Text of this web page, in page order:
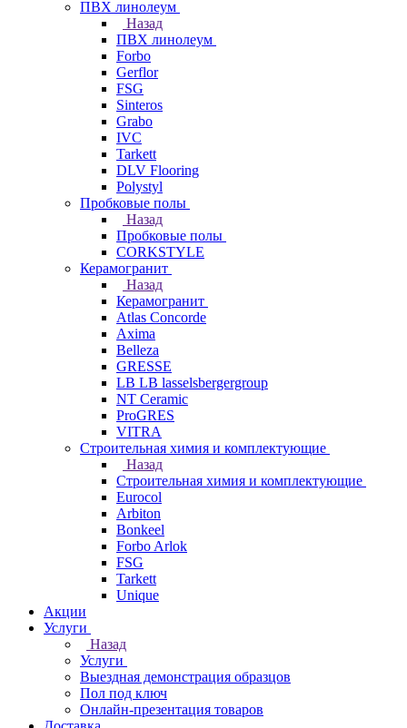
ПВХ линолеум
Назад
ПВХ линолеум
Forbo
Gerflor
FSG
Sinteros
Grabo
IVC
Tarkett
DLV Flooring
Polystyl
Пробковые полы
Назад
Пробковые полы
CORKSTYLE
Керамогранит
Назад
Керамогранит
Atlas Concorde
Axima
Belleza
GRESSE
LB LB lasselsbergergroup
NT Ceramic
ProGRES
VITRA
Строительная химия и комплектующие
Назад
Строительная химия и комплектующие
Eurocol
Arbiton
Bonkeel
Forbo Arlok
FSG
Tarkett
Unique
Акции
Услуги
Назад
Услуги
Выездная демонстрация образцов
Пол под ключ
Онлайн-презентация товаров